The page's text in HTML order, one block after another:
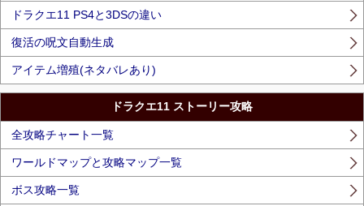
ドラクエ11 PS4と3DSの違い
復活の呪文自動生成
アイテム増殖(ネタバレあり)
ドラクエ11 ストーリー攻略
全攻略チャート一覧
ワールドマップと攻略マップ一覧
ボス攻略一覧